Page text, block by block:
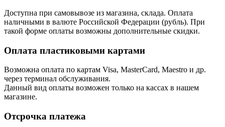
Доступна при самовывозе из магазина, склада. Оплата
наличными в валюте Российской Федерации (рубль). При
такой форме оплаты возможны дополнительные скидки.
Оплата пластиковыми картами
Возможна оплата по картам Visa, MasterCard, Maestro и др.
через терминал обслуживания.
Данный вид оплаты возможен только на кассах в нашем
магазине.
Отсрочка платежа